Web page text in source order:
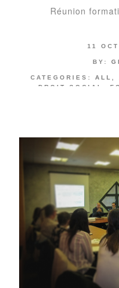
Réunion
11
BY:
CATEGORIES: ALL
DROIT SOCIAL